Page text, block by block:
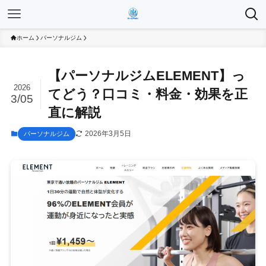
ホーム パーソナルジム
【パーソナルジムELEMENT】っ
てどう？口コミ・料金・効果を正
直に解説
2026
3/05
パーソナルジム 2026年3月5日